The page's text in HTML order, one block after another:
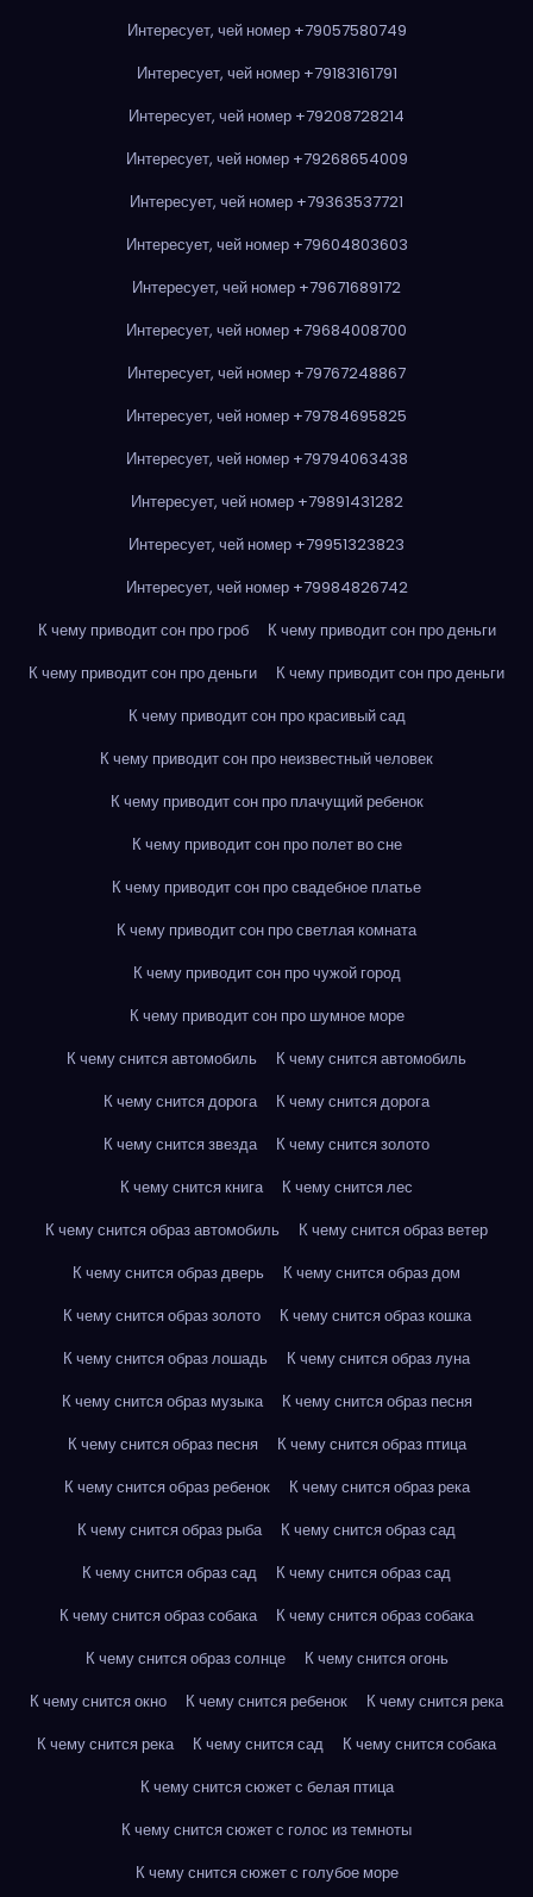
Интересует, чей номер +79057580749
Интересует, чей номер +79183161791
Интересует, чей номер +79208728214
Интересует, чей номер +79268654009
Интересует, чей номер +79363537721
Интересует, чей номер +79604803603
Интересует, чей номер +79671689172
Интересует, чей номер +79684008700
Интересует, чей номер +79767248867
Интересует, чей номер +79784695825
Интересует, чей номер +79794063438
Интересует, чей номер +79891431282
Интересует, чей номер +79951323823
Интересует, чей номер +79984826742
К чему приводит сон про гроб
К чему приводит сон про деньги
К чему приводит сон про деньги
К чему приводит сон про деньги
К чему приводит сон про красивый сад
К чему приводит сон про неизвестный человек
К чему приводит сон про плачущий ребенок
К чему приводит сон про полет во сне
К чему приводит сон про свадебное платье
К чему приводит сон про светлая комната
К чему приводит сон про чужой город
К чему приводит сон про шумное море
К чему снится автомобиль
К чему снится автомобиль
К чему снится дорога
К чему снится дорога
К чему снится звезда
К чему снится золото
К чему снится книга
К чему снится лес
К чему снится образ автомобиль
К чему снится образ ветер
К чему снится образ дверь
К чему снится образ дом
К чему снится образ золото
К чему снится образ кошка
К чему снится образ лошадь
К чему снится образ луна
К чему снится образ музыка
К чему снится образ песня
К чему снится образ песня
К чему снится образ птица
К чему снится образ ребенок
К чему снится образ река
К чему снится образ рыба
К чему снится образ сад
К чему снится образ сад
К чему снится образ сад
К чему снится образ собака
К чему снится образ собака
К чему снится образ солнце
К чему снится огонь
К чему снится окно
К чему снится ребенок
К чему снится река
К чему снится река
К чему снится сад
К чему снится собака
К чему снится сюжет с белая птица
К чему снится сюжет с голос из темноты
К чему снится сюжет с голубое море